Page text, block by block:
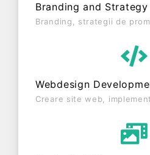
Branding and Strategy
Branding, strategii de
Webdesign
Creare site web,